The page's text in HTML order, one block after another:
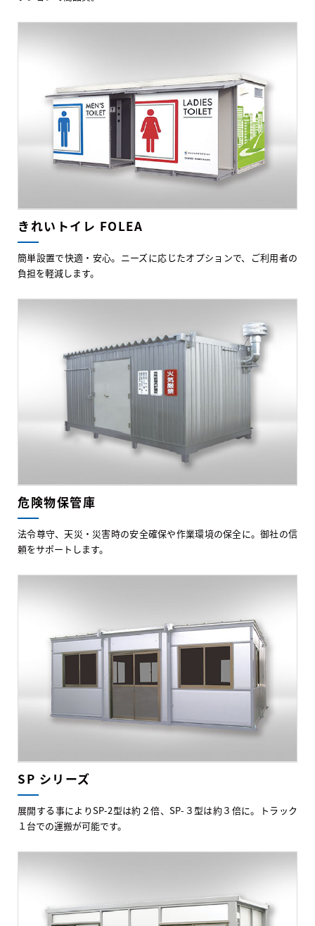
きれいトイレ FOLEA
簡単設置で快適・安心。ニーズに応じたオプションで、ご利用者の
負担を軽減します。
危険物保管庫
法令尊守、天災・災害時の安全確保や作業環境の保全に。御社の信
頼をサポートします。
SP シリーズ
展開する事によりSP-2型は約２倍、SP-３型は約３倍に。トラック
１台での運搬が可能です。